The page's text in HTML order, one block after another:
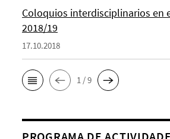
Coloquios interdisciplinarios en
2018/19
17.10.2018
1 / 9